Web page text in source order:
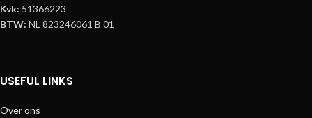
Kvk: 51366223
BTW: NL 823246061 B 01
USEFUL LINKS
Over ons